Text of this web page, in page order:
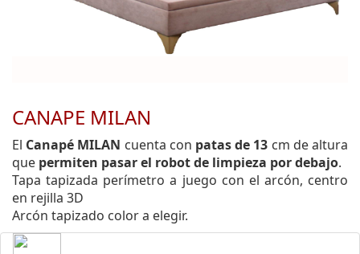
CANAPE MILAN
El Canapé MILAN cuenta con patas de 13 cm de altura
que permiten pasar el robot de limpieza por debajo.
Tapa tapizada perímetro a juego con el arcón, centro
en rejilla 3D
Arcón tapizado color a elegir.